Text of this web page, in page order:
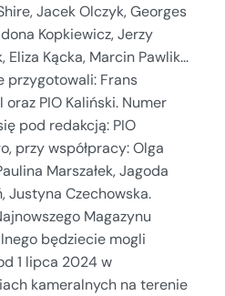
Jacek Olczyk, Georges
Kopkiewicz, Jerzy
Eliza Kącka, Marcin Pawlik...
przygotowali: Frans
oraz PIO Kaliński. Numer
pod redakcją: PIO
przy współpracy: Olga
Marszałek, Jagoda
Justyna Czechowska.
Magazynu
będziecie mogli
1 lipca 2024 w
kameralnych na terenie